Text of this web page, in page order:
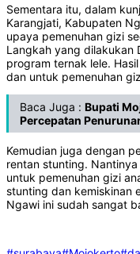
Sementara itu, dalam
Karangjati, Kabupaten
upaya pemenuhan gizi
Langkah yang dilakukan
program ternak lele.
dan untuk pemenuhan
Baca Juga : Bupati
Percepatan
Kemudian juga dengan
rentan stunting.
untuk pemenuhan gizi
stunting dan kemiskinan
Ngawi ini sudah sangat